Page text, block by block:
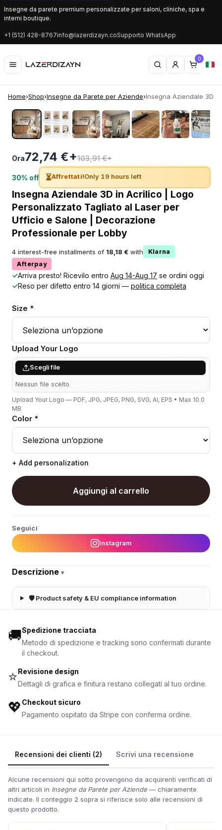
Insegne da parete premium personalizzate per saloni, cliniche, spa e
interni boutique.
+1 (512) 428-8767info@lazerdizayn.coSupporto WhatsApp
0
Home›Shop›Insegne da Parete per Aziende›Insegna Aziendale 3D
‹ ›
Ora72,74 €+103,91 €+
30% off ⏳Affrettati!Only 19 hours left
Insegna Aziendale 3D in Acrilico | Logo
Personalizzato Tagliato al Laser per
Ufficio e Salone | Decorazione
Professionale per Lobby
4 interest-free installments of 18,18 € with
Klarna
Afterpay
✓Arriva presto! Ricevilo entro Aug 14-Aug 17 se ordini oggi
✓Reso per difetto entro 14 giorni — politica completa
Size *
Upload Your Logo
Scegli file
Nessun file scelto
Upload Your Logo — PDF, JPG, JPEG, PNG, SVG, AI, EPS • Max 10.0
MB
Color *
+ Add personalization
Aggiungi al carrello
Seguici
Instagram
Descrizione ▾
🛡 Product safety & EU compliance information
🚚Spedizione tracciata
Metodo di spedizione e tracking sono confermati durante
il checkout.
⭐Revisione design
Dettagli di grafica e finitura restano collegati al tuo ordine.
💖 Checkout sicuro
Pagamento ospitato da Stripe con conferma ordine.
Recensioni dei clienti (2) Scrivi una recensione
Alcune recensioni qui sotto provengono da acquirenti verificati di
altri articoli in Insegne da Parete per Aziende — chiaramente
indicate. Il conteggio 2 sopra si riferisce solo alle recensioni di
questo prodotto.